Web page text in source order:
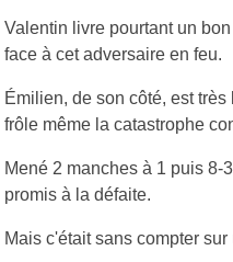
Valentin livre pourtant un
face à cet adversaire en feu.
Émilien, de son côté, est très
frôle même la catastrophe
Mené 2 manches à 1 puis
promis à la défaite.
Mais c'était sans compter